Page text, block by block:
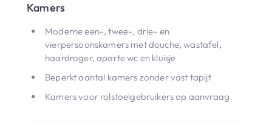
Kamers
Moderne een-, twee-, drie- en
vierpersoonskamers met douche, wastafel,
haardroger, aparte wc en kluisje
Beperkt aantal kamers zonder vast tapijt
Kamers voor rolstoelgebruikers op aanvraag